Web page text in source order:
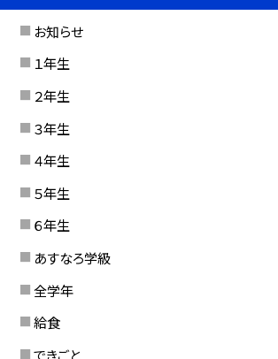
お知らせ
１年生
２年生
３年生
４年生
５年生
６年生
あすなろ学級
全学年
給食
できごと